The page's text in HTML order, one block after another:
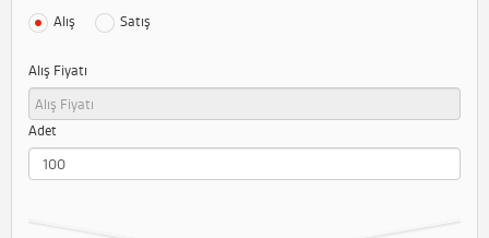
Alış
Satış
Alış Fiyatı
Adet